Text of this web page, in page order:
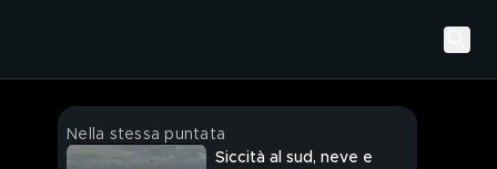
Nella stessa puntata
Siccità al sud, neve e